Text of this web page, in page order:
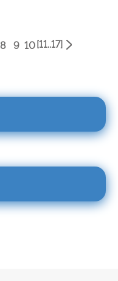
8 9 10 [11..17]